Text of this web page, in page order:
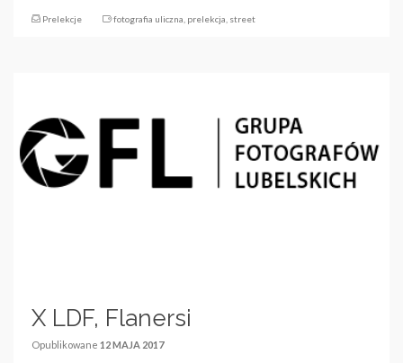
Prelekcje fotografia uliczna prelekcja street
X LDF, Flanersi
Opublikowane 12 MAJA 2017